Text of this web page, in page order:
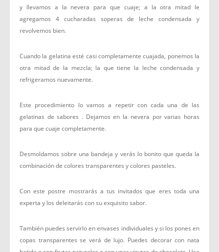
y llevamos a la nevera para que cuaje; a la otra mitad le
agregamos 4 cucharadas soperas de leche condensada y
revolvemos bien.
Cuando la gelatina esté casi completamente cuajada, ponemos la
otra mitad de la mezcla; la que tiene la leche condensada y
refrigeramos nuevamente.
Este procedimiento lo vamos a repetir con cada una de las
gelatinas de sabores . Dejamos en la nevera por varias horas
para que cuaje completamente.
Desmoldamos sobre una bandeja y verás lo bonito que queda la
combinación de colores transparentes y colores pasteles.
Con este postre mostrarás a tus invitados que eres toda una
experta y los deleitarás con su exquisito sabor.
También puedes servirlo en envases individuales y si los pones en
copas transparentes se verá de lujo. Puedes decorar con nata